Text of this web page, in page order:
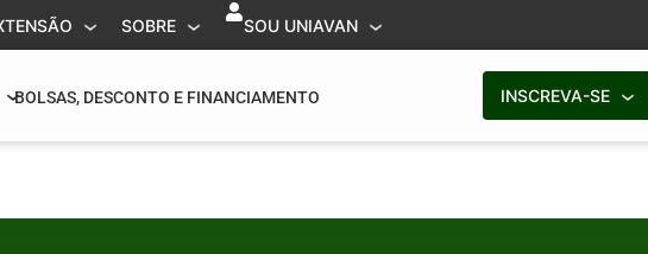
SOBRE SOU UNIAVAN
BOLSAS, DESCONTO E FINANCIAMENTO INSCREVA-SE